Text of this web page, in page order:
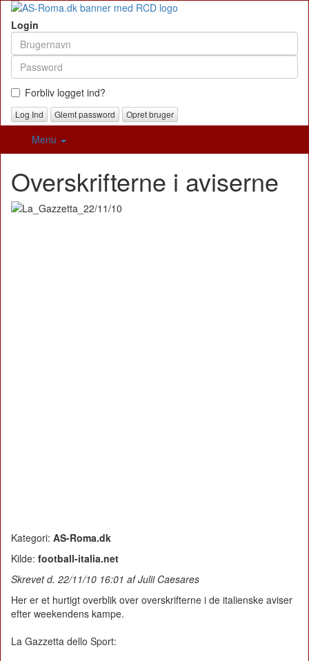
Login
Forbliv logget ind?
Glemt password Opret bruger
Menu
Overskrifterne i aviserne
Kategori: AS-Roma.dk
Kilde: football-italia.net
Skrevet d. 22/11/10 16:01 af Julii Caesares
Her er et hurtigt overblik over overskrifterne i de italienske aviser
efter weekendens kampe.
La Gazzetta dello Sport: